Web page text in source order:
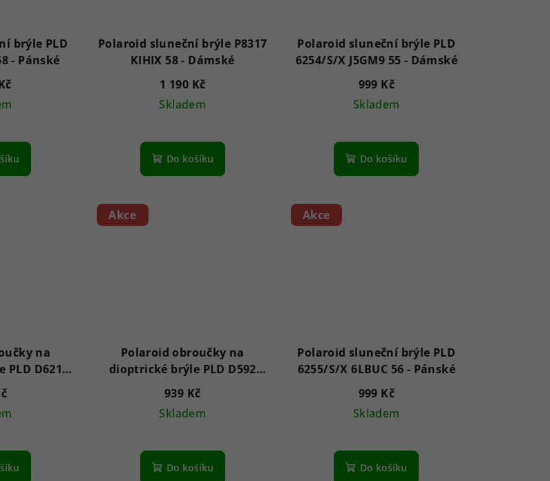
brýle PLD
2158/S FLL5X 58 - Pánské
Polaroid sluneční brýle P8317
KIHIX 58 - Dámské
1 190 Kč
Skladem
Do košíku
Polaroid sluneční brýle PLD
6254/S/X J5GM9 55 - Dámské
999 Kč
Skladem
Do košíku
na
D621
Akce
Polaroid obroučky na
dioptrické brýle PLD D592
C9A20 51
939 Kč
Skladem
Do košíku
Akce
Polaroid sluneční brýle PLD
6255/S/X 6LBUC 56 - Pánské
999 Kč
Skladem
Do košíku